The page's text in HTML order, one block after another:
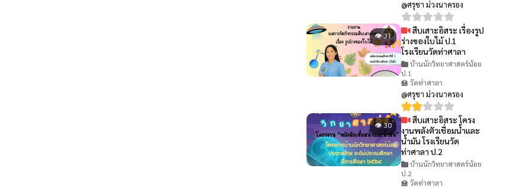
@ศรุชา ม่วงนาครอง
👁 31
สืบเสาะอิสระ เรื่องรูป
ร่างของใบไม้ ป.1
โรงเรียนวัดท่าศาลา
บ้านนักวิทยาศาสตร์น้อย
ป.1
🏫 วัดท่าศาลา
@ศรุชา ม่วงนาครอง
👁 30
สืบเสาะอิสระ โครง
งานพลังตัวเชื่อมน้ำและ
น้ำมัน โรงเรียนวัด
ท่าศาลา ป.2
บ้านนักวิทยาศาสตร์น้อย
ป.2
🏫 วัดท่าศาลา